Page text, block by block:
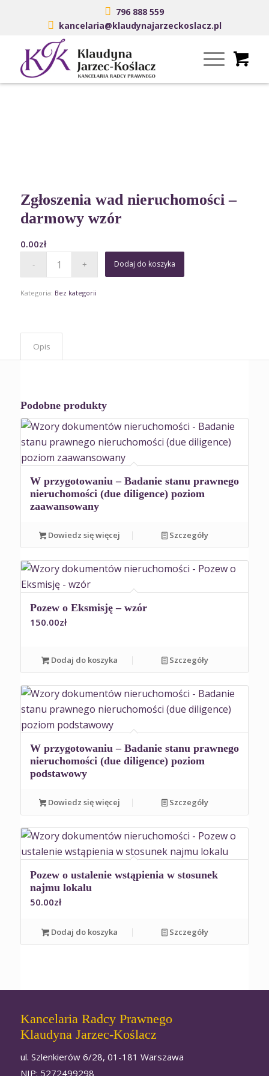
796 888 559
kancelaria@klaudynajarzeckoslacz.pl
Zgłoszenia wad nieruchomości –
darmowy wzór
0.00zł
Dodaj do koszyka
Kategoria: Bez kategorii
Opis
Podobne produkty
W przygotowaniu – Badanie stanu prawnego
nieruchomości (due diligence) poziom
zaawansowany
Dowiedz się więcej Szczegóły
Pozew o Eksmisję – wzór
150.00zł
Dodaj do koszyka Szczegóły
W przygotowaniu – Badanie stanu prawnego
nieruchomości (due diligence) poziom
podstawowy
Dowiedz się więcej Szczegóły
Pozew o ustalenie wstąpienia w stosunek
najmu lokalu
50.00zł
Dodaj do koszyka Szczegóły
Kancelaria Radcy Prawnego
Klaudyna Jarzec-Koślacz
ul. Szlenkierów 6/28, 01-181 Warszawa
NIP: 5272499298